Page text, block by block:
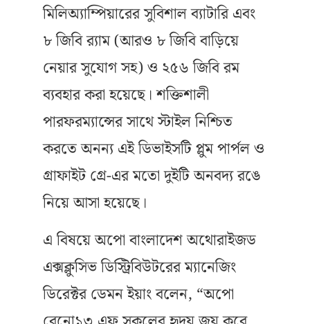
মিলিঅ্যাম্পিয়ারের সুবিশাল ব্যাটারি এবং
৮ জিবি র‍্যাম (আরও ৮ জিবি বাড়িয়ে
নেয়ার সুযোগ সহ) ও ২৫৬ জিবি রম
ব্যবহার করা হয়েছে। শক্তিশালী
পারফরম্যান্সের সাথে স্টাইল নিশ্চিত
করতে অনন্য এই ডিভাইসটি প্লুম পার্পল ও
গ্রাফাইট গ্রে-এর মতো দুইটি অনবদ্য রঙে
নিয়ে আসা হয়েছে।
এ বিষয়ে অপো বাংলাদেশ অথোরাইজড
এক্সক্লুসিভ ডিস্ট্রিবিউটরের ম্যানেজিং
ডিরেক্টর ডেমন ইয়াং বলেন, “অপো